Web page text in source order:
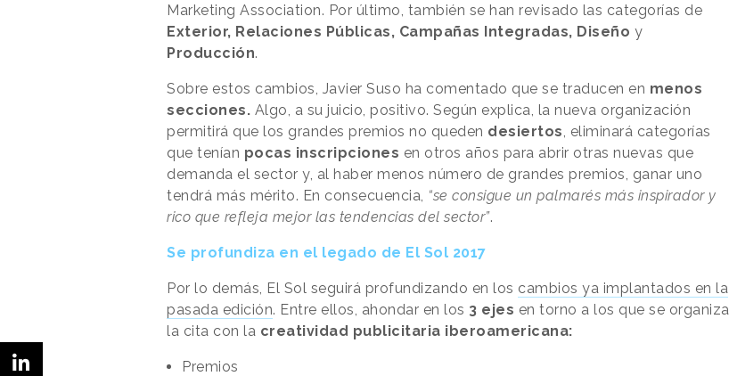
Marketing Association. Por último, también se han revisado las categorías de
Exterior, Relaciones Públicas, Campañas Integradas, Diseño y
Producción.
Sobre estos cambios, Javier Suso ha comentado que se traducen en menos
secciones. Algo, a su juicio, positivo. Según explica, la nueva organización
permitirá que los grandes premios no queden desiertos , eliminará categorías
que tenían pocas inscripciones en otros años para abrir otras nuevas que
demanda el sector y, al haber menos número de grandes premios, ganar uno
tendrá más mérito. En consecuencia, “se consigue un palmarés más inspirador y
rico que refleja mejor las tendencias del sector”.
Se profundiza en el legado de El Sol 2017
Por lo demás, El Sol seguirá profundizando en los cambios ya implantados en la
pasada edición. Entre ellos, ahondar en los 3 ejes en torno a los que se organiza
la cita con la creatividad publicitaria iberoamericana:
Premios